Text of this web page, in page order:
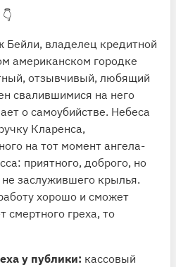
владелец кредитной
американском городке
отзывчивый, любящий
свалившимися на него
о самоубийстве. Небеса
Кларенса,
на тот момент ангела-
приятного, доброго, но
заслужившего крылья.
хорошо и сможет
смертного греха, то
у публики: кассовый